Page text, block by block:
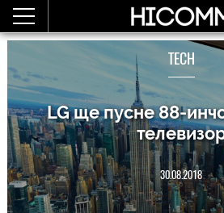
TECH
LG ще пусне 88-
30.08.2018